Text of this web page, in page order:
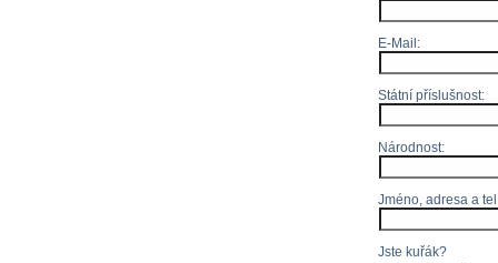
E-Mail:
Státní příslušnost:
Národnost:
Jméno, adresa a
Jste kuřák?